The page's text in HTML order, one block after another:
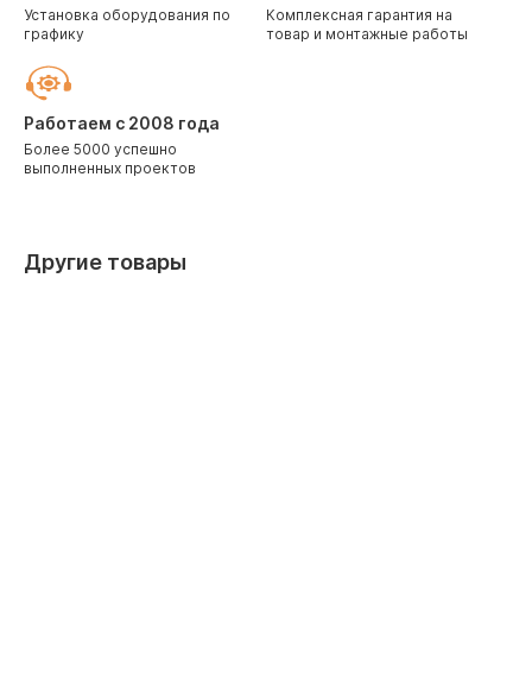
Установка оборудования по
графику
Комплексная гарантия на
товар и монтажные работы
Работаем с 2008 года
Более 5000 успешно
выполненных проектов
Другие товары